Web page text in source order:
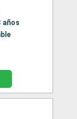
años